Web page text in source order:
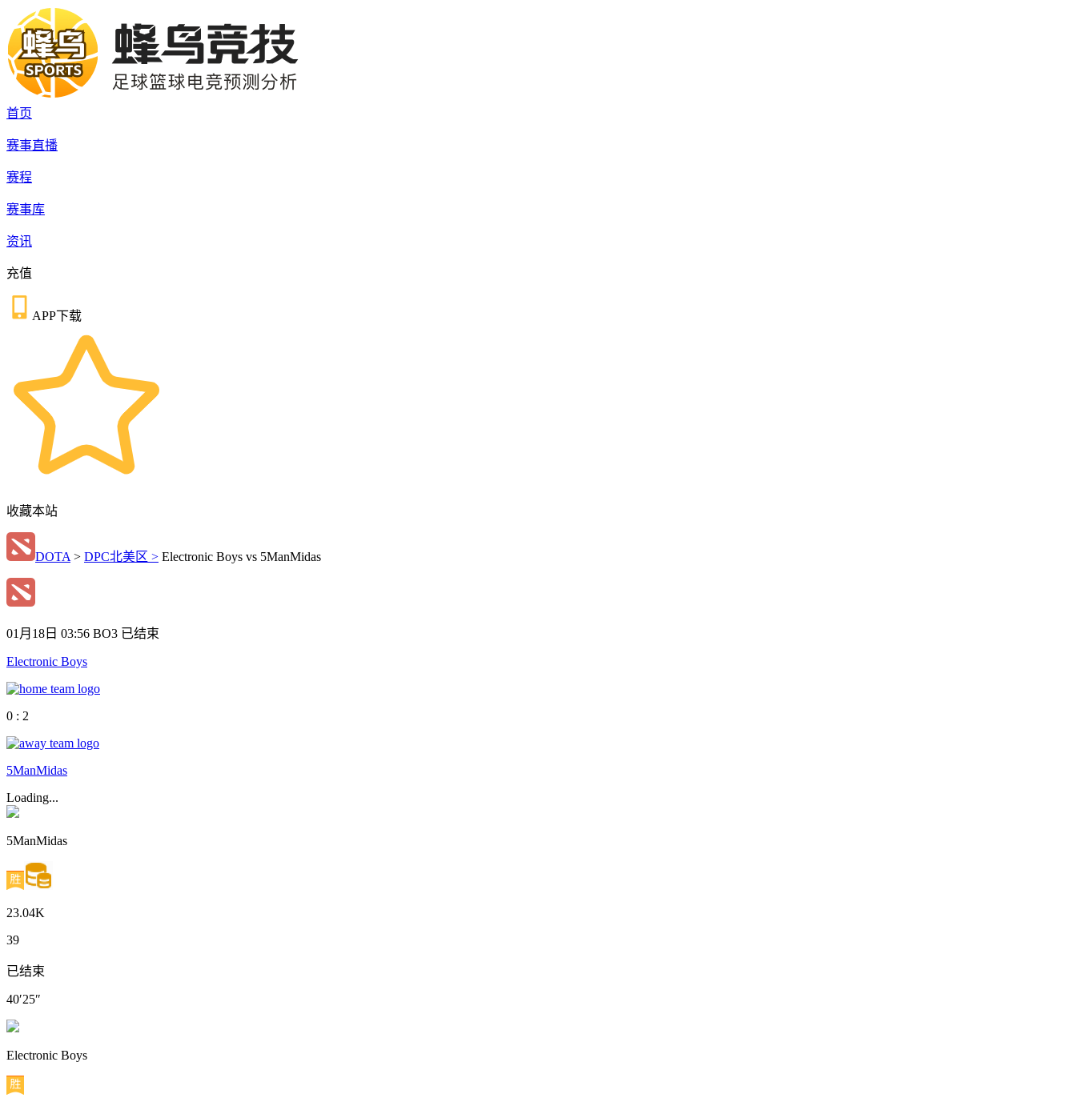
首页
赛事直播
赛程
赛事库
资讯
充值
APP下载
收藏本站
DOTA > DPC北美区 > Electronic Boys vs 5ManMidas
01月18日 03:56 BO3 已结束
Electronic Boys
0 : 2
5ManMidas
Loading...
5ManMidas
23.04K
39
已结束
40′25″
Electronic Boys